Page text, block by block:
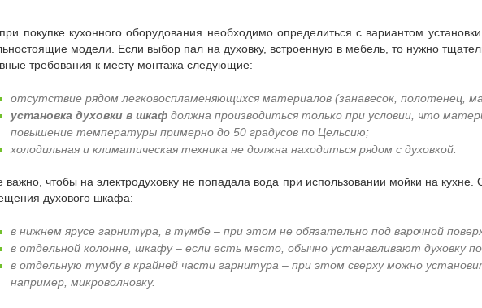
модели. Если выбор пал на духовку, встроенную в мебель, то нужно
требования к месту монтажа следующие:
отсутствие рядом легковоспламеняющихся материалов (занавесок, полотенец,
установка духовки в шкаф должна производиться только при условии, что
повышение температуры примерно до 50 градусов по Цельсию;
холодильная и климатическая техника не должна находиться рядом с духовкой.
духового шкафа:
в нижнем ярусе гарнитура, в тумбе – при этом не обязательно под варочной
в отдельной колонне, шкафу – если есть место, обычно устанавливают духовку
в отдельную тумбу в крайней части гарнитура – при этом сверху можно
например, микроволновку.